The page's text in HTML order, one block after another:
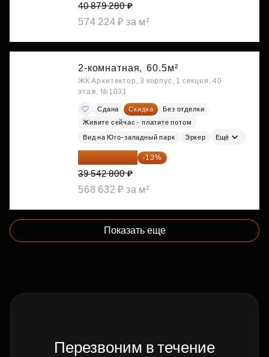
40 879 280 ₽
574 224 ₽ за м²
2-комнатная, 60.5м²
ЖК Архитектор, 3 корпус, 1 секция, 40
этаж, №1031
Сдана Скидка
Без отделки
Живите сейчас - платите потом
Вид на Юго-западный парк Эркер Ещё
34 402 236 ₽ -13%
39 542 800 ₽
568 632 ₽ за м²
Показать еще
Перезвоним в течение